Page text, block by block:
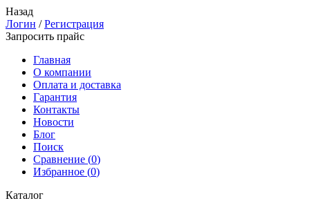
Назад
Логин /Регистрация
Запросить прайс
Главная
О компании
Оплата и доставка
Гарантия
Контакты
Новости
Блог
Поиск
Сравнение (0)
Избранное (0)
Каталог